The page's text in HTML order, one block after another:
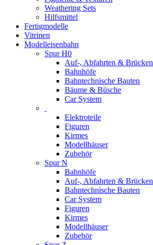
Weathering Sets
Hilfsmittel
Fertigmodelle
Vitrinen
Modelleisenbahn
Spur H0
Auf-, Abfahrten & Brücken
Bahnhöfe
Bahntechnische Bauten
Bäume & Büsche
Car System
Elektroteile
Figuren
Kirmes
Modellhäuser
Zubehör
Spur N
Bahnhöfe
Auf-, Abfahrten & Brücken
Bahntechnische Bauten
Car System
Figuren
Kirmes
Modellhäuser
Zubehör